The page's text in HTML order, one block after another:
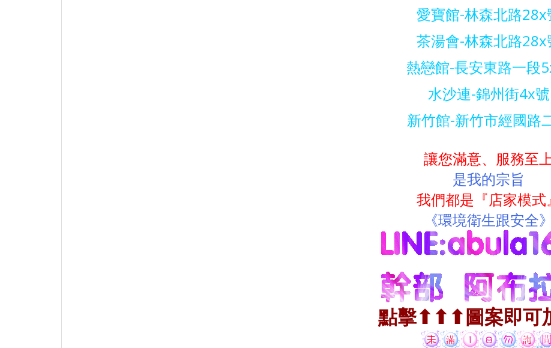
愛寶館-林森北路28x
茶湯會-林森北路28x
熱戀館-長安東路一段
水沙連-錦州街4x號
新竹館-新竹市經國路
讓您滿意、服務至
是我的宗旨
我們都是『店家模式
《環境衛生跟安全》
點擊⬆⬆⬆圖案即可